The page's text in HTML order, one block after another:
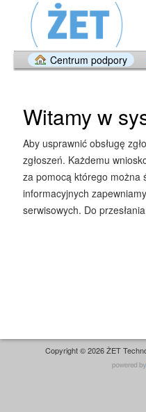
Centrum podpory
Witamy w
Aby usprawnić obsługę
zgłoszeń. Każdemu
za pomocą którego można
informacyjnych
serwisowych. Do
Copyright © 2026 ŻET